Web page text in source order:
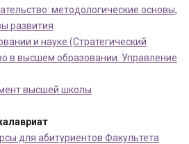
методологические основы,
развития
и науке (Стратегический
в высшем образовании. Управление
высшей школы
для абитуриентов Факультета